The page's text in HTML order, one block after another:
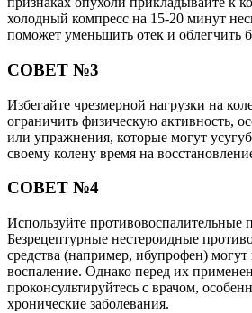
холодный компресс на 15-20 минут
поможет уменьшить отек и облегчить
СОВЕТ №3
Избегайте чрезмерной нагрузки на
ограничить физическую активность,
или упражнения, которые могут
своему колену время на
СОВЕТ №4
Используйте противовоспалительные
Безрецептурные нестероидные
средства (например, ибупрофен)
воспаление. Однако перед их
проконсультируйтесь с врачом,
хронические заболевания.